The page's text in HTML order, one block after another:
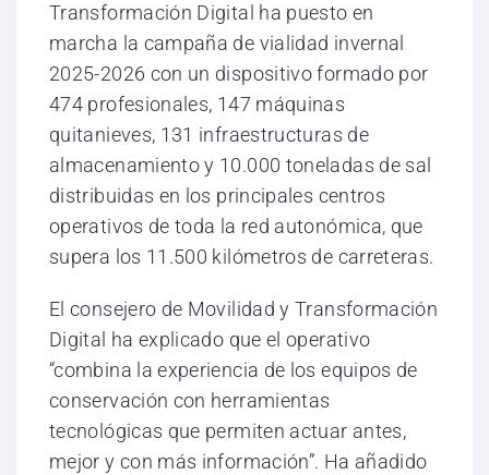
Transformación Digital ha puesto en
marcha la campaña de vialidad invernal
2025-2026 con un dispositivo formado por
474 profesionales, 147 máquinas
quitanieves, 131 infraestructuras de
almacenamiento y 10.000 toneladas de sal
distribuidas en los principales centros
operativos de toda la red autonómica, que
supera los 11.500 kilómetros de carreteras.
El consejero de Movilidad y Transformación
Digital ha explicado que el operativo
“combina la experiencia de los equipos de
conservación con herramientas
tecnológicas que permiten actuar antes,
mejor y con más información”. Ha añadido